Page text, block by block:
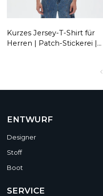
Kurzes Jersey-T-Shirt für
Herren | Patch-Stickerei |
ENTWURF
Designer
Stoff
Boot
SERVICE